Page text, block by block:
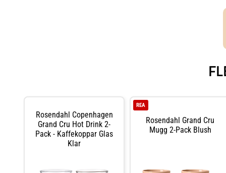
Rosendahl Copenhagen
Grand Cru Hot Drink 2-
Pack - Kaffekoppar Glas
Klar
Rosendahl Grand Cru
Mugg 2-Pack Blush
REA